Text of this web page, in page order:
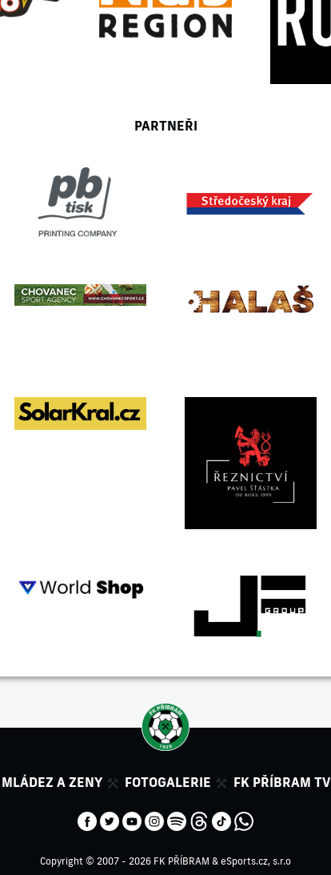
PARTNEŘI
MLÁDEZ A ZENY FOTOGALERIE FK PŘÍBRAM TV
Copyright © 2007 - 2026 FK PŘÍBRAM & eSports.cz, s.r.o